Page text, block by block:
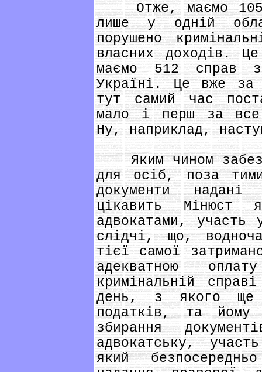
Отже, маємо 1053
лише у одній
порушено
власних доходів.
маємо 512 справ
Україні. Це вже за
тут самий час
мало і перш за все
Ну, наприклад,
Яким чином
для осіб, поза
документи
цікавить Мінюст
адвокатами, участь
слідчі, що,
тієї самої
адекватною
кримінальній
день, з якого ще
податків, та йому
збирання
адвокатську,
який